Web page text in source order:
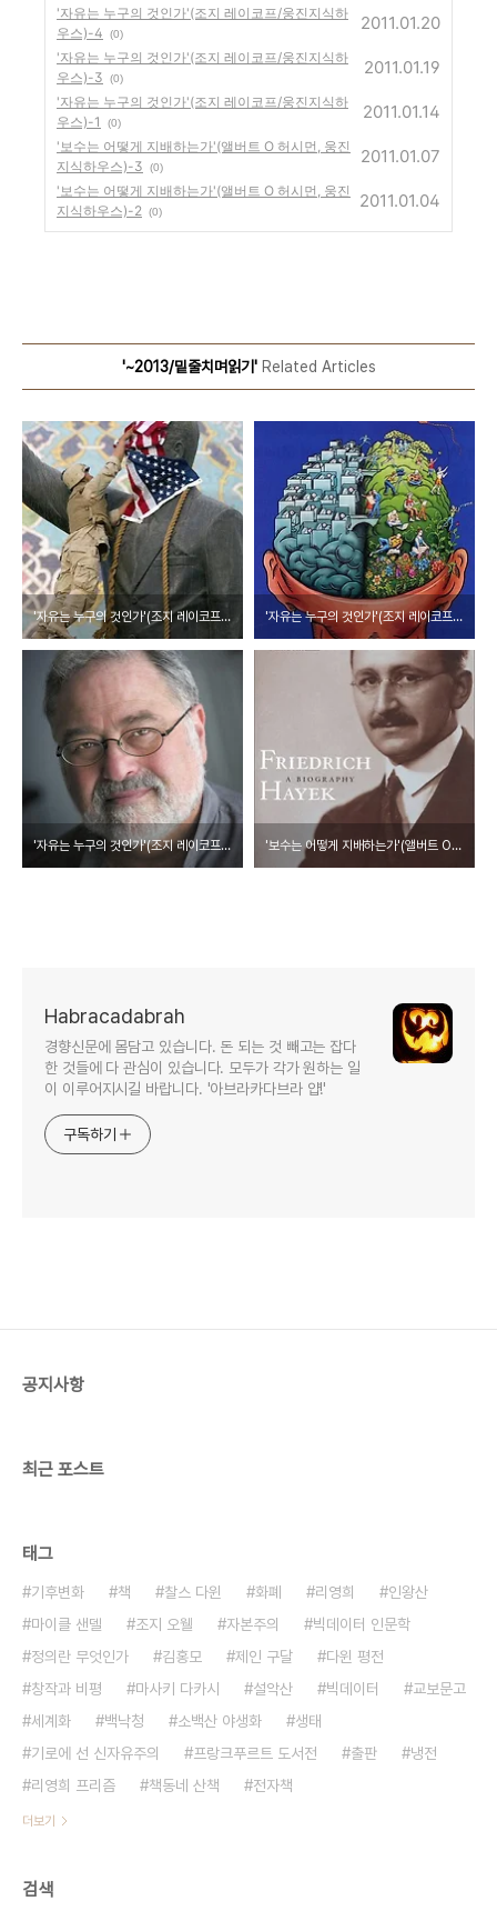
'자유는 누구의 것인가'(조지 레이코프/웅진지식하
우스)-4
(0)
2011.01.20
'자유는 누구의 것인가'(조지 레이코프/웅진지식하
우스)-3
(0)
2011.01.19
'자유는 누구의 것인가'(조지 레이코프/웅진지식하
우스)-1
(0)
2011.01.14
'보수는 어떻게 지배하는가'(앨버트 O 허시먼, 웅진
지식하우스)-3
(0)
2011.01.07
'보수는 어떻게 지배하는가'(앨버트 O 허시먼, 웅진
지식하우스)-2 (0)
2011.01.04
'~2013/밑줄치며읽기'Related Articles
'자유는 누구의 것인가'(조지 레이코프/웅진지식하우스)-4 '자유는 누구의 것인가'(조지 레이코프/웅진지식하우스)-3
'자유는 누구의 것인가'(조지 레이코프/웅진지식하우스)-1 '보수는 어떻게 지배하는가'(앨버트 O 허시먼, 웅진지식하우스)-3
Habracadabrah
경향신문에 몸담고 있습니다. 돈 되는 것 빼고는 잡다
한 것들에 다 관심이 있습니다. 모두가 각가 원하는 일
이 이루어지시길 바랍니다. '아브라카다브라 얍!'
구독하기
공지사항
최근 포스트
태그
기후변화 책 찰스 다윈 화폐 리영희
인왕산
마이클 샌델
조지 오웰 자본주의
빅데이터 인문학
정의란 무엇인가
김홍모 제인 구달
다윈 평전
창작과 비평
마사키 다카시 설악산 빅데이터
교보문고
세계화
백낙청 소백산 야생화
생태
기로에 선 신자유주의
프랑크푸르트 도서전 출판
냉전
리영희 프리즘
책동네 산책 전자책
더보기
검색